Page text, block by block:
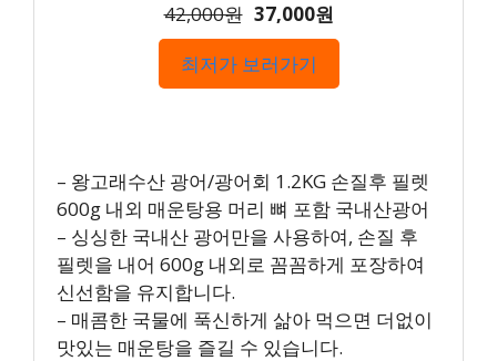
42,000원 37,000원
최저가 보러가기
– 왕고래수산 광어/광어회 1.2KG 손질후 필렛
600g 내외 매운탕용 머리 뼈 포함 국내산광어
– 싱싱한 국내산 광어만을 사용하여, 손질 후
필렛을 내어 600g 내외로 꼼꼼하게 포장하여
신선함을 유지합니다.
– 매콤한 국물에 푹신하게 삶아 먹으면 더없이
맛있는 매운탕을 즐길 수 있습니다.